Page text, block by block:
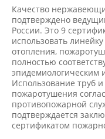
Качество
подтверждено
России. Это 9
использовать
отопления,
полностью
эпидемиологическим
Использование труб
пожаротушения
противопожарной
подтверждается
сертификатом